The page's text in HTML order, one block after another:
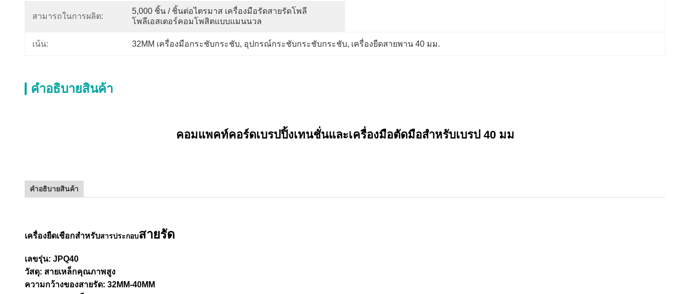
สามารถในการผลิต:
5,000 ชิ้น / ชิ้นต่อไตรมาส เครื่องมือรัดสายรัดโพลี
โพลีเอสเตอร์คอมโพสิตแบบแมนนวล
เน้น: 32MM เครื่องมือกระชับกระชับ, อุปกรณ์กระชับกระชับกระชับ, เครื่องยืดสายพาน 40 มม.
คําอธิบายสินค้า
คอมแพคท์คอร์ดเบรปปิ้งเทนชั่นและเครื่องมือตัดมือสําหรับเบรป 40 มม
คําอธิบายสินค้า
เครื่องยืดเชือกสําหรับสารประกอบสายรัด
เลขรุ่น: JPQ40
วัสดุ: สายเหล็กคุณภาพสูง
ความกว้างของสายรัด: 32MM-40MM